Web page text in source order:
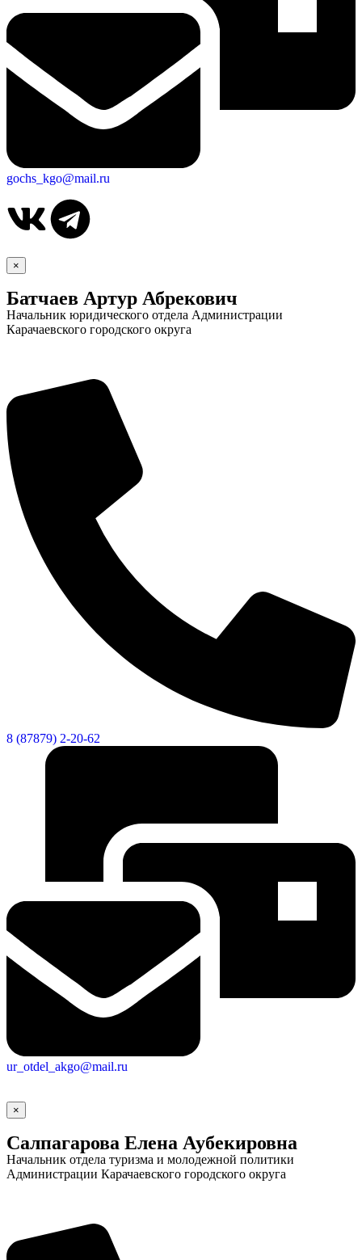
gochs_kgo@mail.ru
×
Батчаев Артур Абрекович
Начальник юридического отдела Администрации
Карачаевского городского округа
8 (87879) 2-20-62
ur_otdel_akgo@mail.ru
×
Салпагарова Елена Аубекировна
Начальник отдела туризма и молодежной политики
Администрации Карачаевского городского округа